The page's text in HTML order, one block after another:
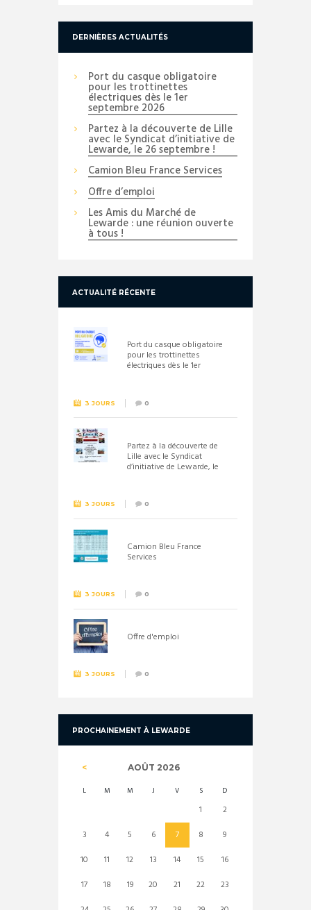
DERNIÈRES ACTUALITÉS
Port du casque obligatoire
pour les trottinettes
électriques dès le 1er
septembre 2026
Partez à la découverte de Lille
avec le Syndicat d’initiative de
Lewarde, le 26 septembre !
Camion Bleu France Services
Offre d’emploi
Les Amis du Marché de
Lewarde : une réunion ouverte
à tous !
ACTUALITÉ RÉCENTE
Port du casque obligatoire
pour les trottinettes
électriques dès le 1er
3 JOURS 0
Partez à la découverte de
Lille avec le Syndicat
d’initiative de Lewarde, le
3 JOURS 0
Camion Bleu France
Services
3 JOURS 0
Offre d'emploi
3 JOURS 0
PROCHAINEMENT À LEWARDE
AOÛT 2026
L M M J V S D
1
2
3
4 5 6 7 8
9
10
11 12 13 14 15
16
17
18 19 20 21 22
23